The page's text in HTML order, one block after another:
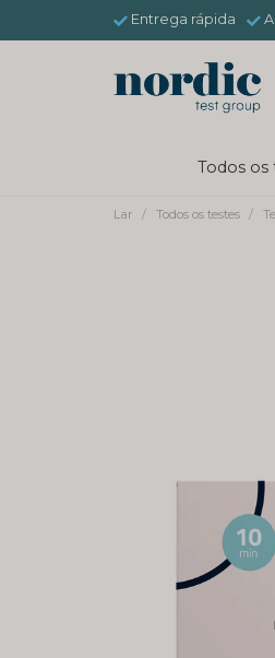
Entrega rápida
Todos os
Lar Todos os testes